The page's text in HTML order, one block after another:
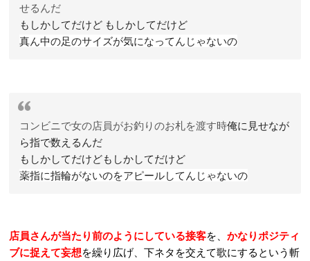
せるんだ
もしかしてだけど もしかしてだけど
真ん中の足のサイズが気になってんじゃないの
コンビニで女の店員がお釣りのお札を渡す時俺に見せなが
ら指で数えるんだ
もしかしてだけどもしかしてだけど
薬指に指輪がないのをアピールしてんじゃないの
店員さんが当たり前のようにしている接客を、 かなりポジティ
ブに捉えて妄想を繰り広げ、下ネタを交えて歌にするという斬